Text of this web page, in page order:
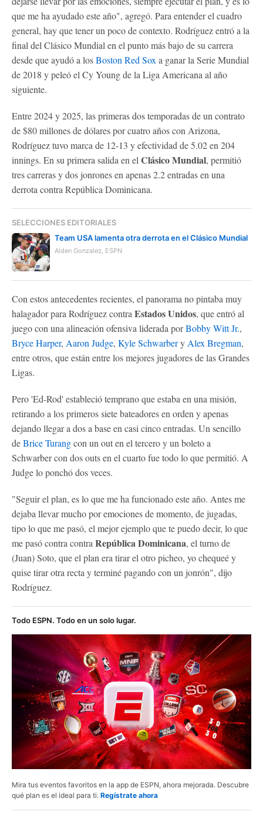
que me ha ayudado este año", agregó. Para entender el cuadro
general, hay que tener un poco de contexto. Rodríguez entró a la
final del Clásico Mundial en el punto más bajo de su carrera
desde que ayudó a losBoston Red Sox a ganar la Serie Mundial
de 2018 y peleó el Cy Young de la Liga Americana al año
siguiente.
Entre 2024 y 2025, las primeras dos temporadas de un contrato
de $80 millones de dólares por cuatro años con Arizona,
Rodríguez tuvo marca de 12-13 y efectividad de 5.02 en 204
innings. En su primera salida en el Clásico Mundial, permitió
tres carreras y dos jonrones en apenas 2.2 entradas en una
derrota contra República Dominicana.
SELECCIONES EDITORIALES
Team USA lamenta otra derrota en el Clásico Mundial
Alden Gonzalez, ESPN
Con estos antecedentes recientes, el panorama no pintaba muy
halagador para Rodríguez contra Estados Unidos, que entró al
juego con una alineación ofensiva liderada porBobby Witt Jr.,
Bryce Harper, Aaron Judge, Kyle Schwarbery Alex Bregman,
entre otros, que están entre los mejores jugadores de las Grandes
Ligas.
Pero 'Ed-Rod' estableció temprano que estaba en una misión,
retirando a los primeros siete bateadores en orden y apenas
dejando llegar a dos a base en casi cinco entradas. Un sencillo
deBrice Turangcon un out en el tercero y un boleto a
Schwarber con dos outs en el cuarto fue todo lo que permitió. A
Judge lo ponchó dos veces.
"Seguir el plan, es lo que me ha funcionado este año. Antes me
dejaba llevar mucho por emociones de momento, de jugadas,
tipo lo que me pasó, el mejor ejemplo que te puedo decir, lo que
me pasó contra contra República Dominicana, el turno de
(Juan) Soto, que el plan era tirar el otro picheo, yo chequeé y
quise tirar otra recta y terminé pagando con un jonrón", dijo
Rodríguez.
Todo ESPN. Todo en un solo lugar.
Mira tus eventos favoritos en la app de ESPN, ahora mejorada. Descubre
qué plan es el ideal para ti. Regístrate ahora